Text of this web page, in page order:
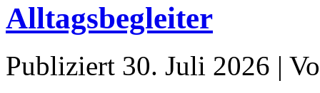
Alltagsbegleiter
Publiziert 30. Juli 2026 |